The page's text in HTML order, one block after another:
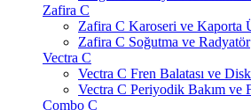
Zafira C
Zafira C Karoseri ve Kaporta
Zafira C Soğutma ve Radyatör
Vectra C
Vectra C Fren Balatası ve
Vectra C Periyodik Bakım ve
Combo C